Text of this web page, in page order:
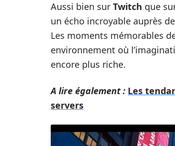
Aussi bien sur Twitch que
un écho incroyable auprès
Les moments mémorables
environnement où
encore plus riche.
A lire également : Les
servers